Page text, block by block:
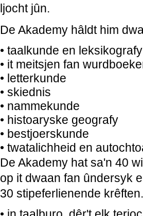
ljocht jûn.
De Akademy hâldt him
• taalkunde en leksikografy
• it meitsjen fan
• letterkunde
• skiednis
• nammekunde
• histoaryske geografy
• bestjoerskunde
• twatalichheid en
De Akademy hat sa'n 40
op it dwaan fan ûndersyk
30 stipeferlienende